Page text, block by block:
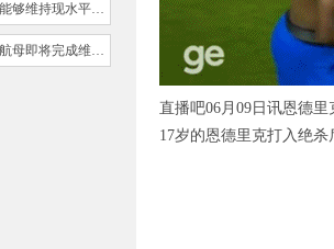
直播吧06月09日讯恩德
17岁的恩德里克打入绝
世邦魏理仕：若恒指能够维持现水平或持续上升 未来香港楼价将平稳甚至回升
突发！在俄罗斯海军航母即将完成维修的关键时刻，俄安全局成功挫败乌克兰